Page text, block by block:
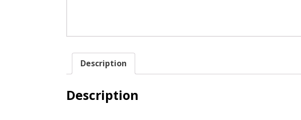
Description
Description